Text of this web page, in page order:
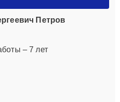
Петров
– 7 лет